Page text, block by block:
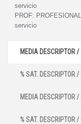
servicio
PROF:
servicio
MEDIA DESCRIPTOR /
% SAT. DESCRIPTOR /
MEDIA DESCRIPTOR /
% SAT. DESCRIPTOR /